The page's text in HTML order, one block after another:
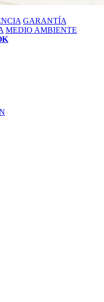
GARANTÍA
MEDIO AMBIENTE